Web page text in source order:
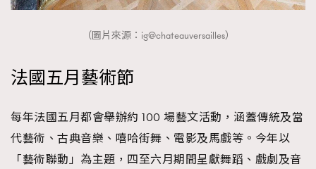
（圖片來源：ig@chateauversailles）
法國五月藝術節
每年法國五月都會舉辦約 100 場藝文活動，涵蓋傳統及當
代藝術、古典音樂、嘻哈街舞、電影及馬戲等。今年以
「藝術聯動」為主題，四至六月期間呈獻舞蹈、戲劇及音